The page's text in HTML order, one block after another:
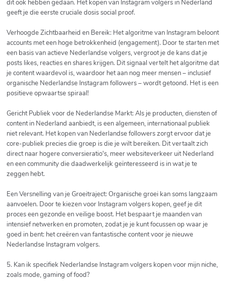
dit ook hebben gedaan. Het kopen van Instagram volgers in Nederland
geeft je die eerste cruciale dosis social proof.
Verhoogde Zichtbaarheid en Bereik: Het algoritme van Instagram beloont
accounts met een hoge betrokkenheid (engagement). Door te starten met
een basis van actieve Nederlandse volgers, vergroot je de kans dat je
posts likes, reacties en shares krijgen. Dit signaal vertelt het algoritme dat
je content waardevol is, waardoor het aan nog meer mensen – inclusief
organische Nederlandse Instagram followers – wordt getoond. Het is een
positieve opwaartse spiraal!
Gericht Publiek voor de Nederlandse Markt: Als je producten, diensten of
content in Nederland aanbiedt, is een algemeen, internationaal publiek
niet relevant. Het kopen van Nederlandse followers zorgt ervoor dat je
core-publiek precies die groep is die je wilt bereiken. Dit vertaalt zich
direct naar hogere conversieratio's, meer websiteverkeer uit Nederland
en een community die daadwerkelijk geïnteresseerd is in wat je te
zeggen hebt.
Een Versnelling van je Groeitraject: Organische groei kan soms langzaam
aanvoelen. Door te kiezen voor Instagram volgers kopen, geef je dit
proces een gezonde en veilige boost. Het bespaart je maanden van
intensief netwerken en promoten, zodat je je kunt focussen op waar je
goed in bent: het creëren van fantastische content voor je nieuwe
Nederlandse Instagram volgers.
5. Kan ik specifiek Nederlandse Instagram volgers kopen voor mijn niche,
zoals mode, gaming of food?